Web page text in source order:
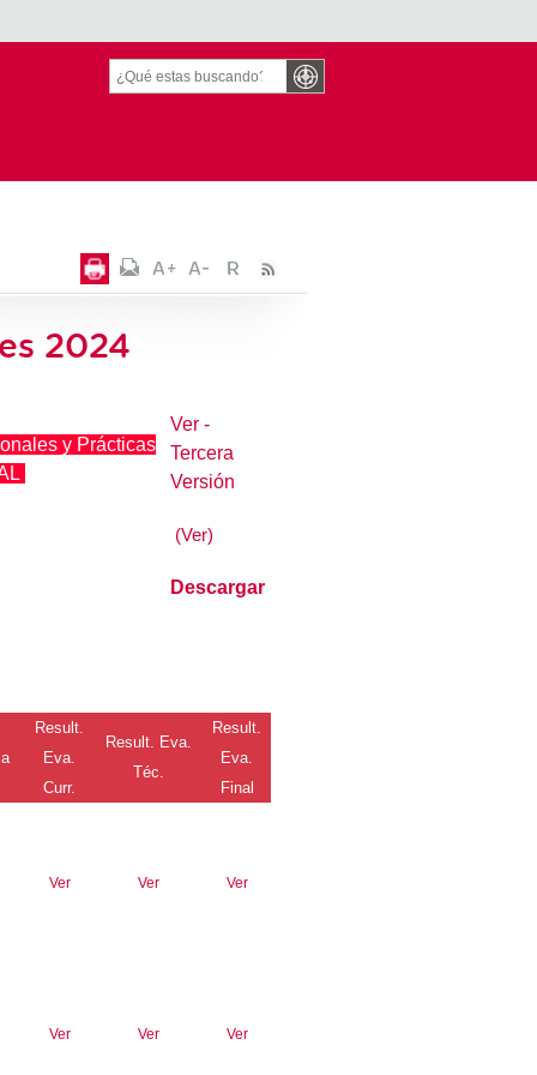
2024
y Prácticas
Ver -
Tercera
Versión
(Ver)
Descargar
Result.
Eva.
Curr.
Result. Eva.
Téc.
Result.
Eva.
Final
Ver Ver Ver
Ver Ver Ver